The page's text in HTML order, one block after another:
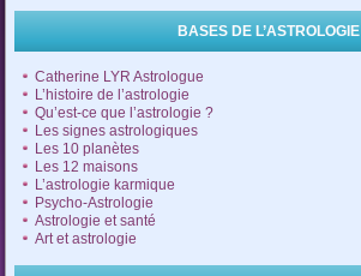
BASES DE L’ASTROLOGIE
Catherine LYR Astrologue
L’histoire de l’astrologie
Qu’est-ce que l’astrologie ?
Les signes astrologiques
Les 10 planètes
Les 12 maisons
L’astrologie karmique
Psycho-Astrologie
Astrologie et santé
Art et astrologie